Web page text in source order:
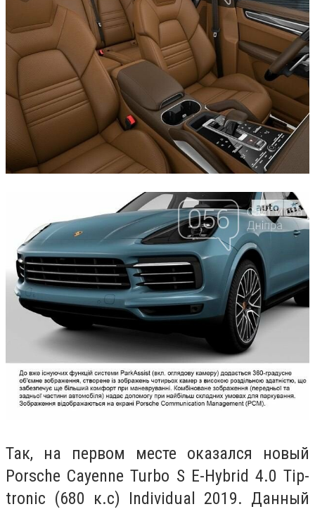
Так, на первом месте оказался новый
Porsche Cayenne Turbo S E-Hybrid 4.0 Tip-
tronic (680 к.с) Individual 2019. Данный